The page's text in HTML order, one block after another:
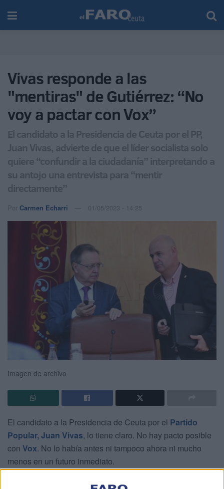
Vivas responde a las
"mentiras" de Gutiérrez: “No
voy a pactar con Vox”
El candidato a la Presidencia de Ceuta por el PP,
Juan Vivas, advierte de que el líder socialista solo
quiere “confundir a la ciudadanía” interpretando a
su antojo una entrevista para “mentir
directamente”
Por Carmen Echarri 01/05/2023 - 14:25
Imagen de archivo
El candidato a la Presidencia de Ceuta por el Partido
Popular,Juan Vivas, lo tiene claro. No hay pacto posible
con Vox. No lo había antes ni tampoco ahora ni mucho
menos en un futuro inmediato.
Una postura sobre la que nunca han existido cambios en